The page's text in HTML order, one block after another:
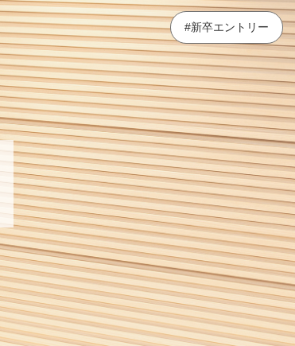
#新卒エントリー